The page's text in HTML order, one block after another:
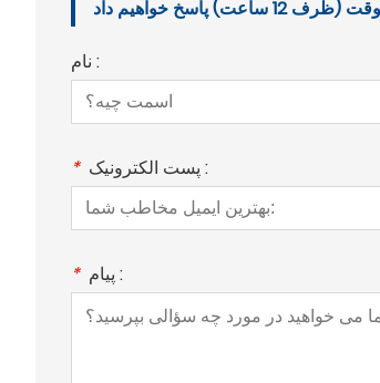
خواهیم داد
نام :
* پست الکترونیک :
* پیام :